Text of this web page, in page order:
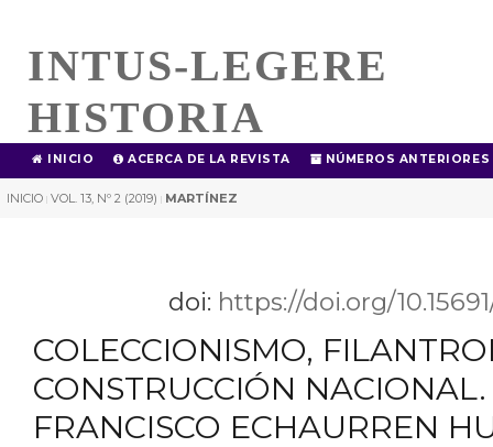
INTUS-LEGERE
HISTORIA
INICIO ACERCA DE LA REVISTA NÚMEROS ANTERIORES
INICIO | VOL. 13, Nº 2 (2019) | MARTÍNEZ
doi: https://doi.org/
COLECCIONISMO,
CONSTRUCCIÓN
FRANCISCO ECHAURREN